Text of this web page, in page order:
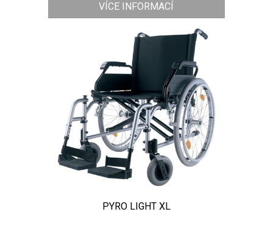
VÍCE INFORMACÍ
PYRO LIGHT XL